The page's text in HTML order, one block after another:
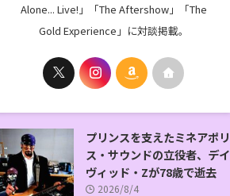
Alone... Live!」「The Aftershow」「The
Gold Experience」に対談掲載。
プリンスを支えたミネアポリ
ス・サウンドの立役者、デイ
ヴィッド・Zが78歳で逝去
2026/8/4